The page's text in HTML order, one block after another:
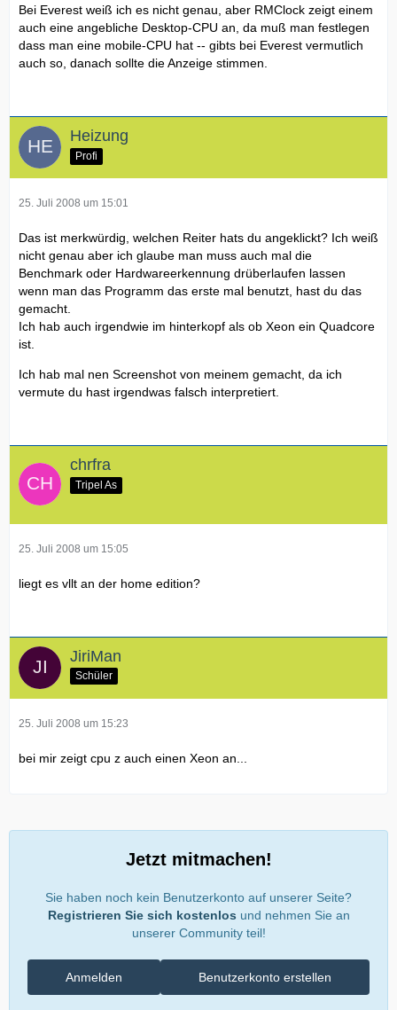
Bei Everest weiß ich es nicht genau, aber RMClock zeigt einem
auch eine angebliche Desktop-CPU an, da muß man festlegen
dass man eine mobile-CPU hat -- gibts bei Everest vermutlich
auch so, danach sollte die Anzeige stimmen.
Heizung
Profi
25. Juli 2008 um 15:01
Das ist merkwürdig, welchen Reiter hats du angeklickt? Ich weiß
nicht genau aber ich glaube man muss auch mal die
Benchmark oder Hardwareerkennung drüberlaufen lassen
wenn man das Programm das erste mal benutzt, hast du das
gemacht.
Ich hab auch irgendwie im hinterkopf als ob Xeon ein Quadcore
ist.
Ich hab mal nen Screenshot von meinem gemacht, da ich
vermute du hast irgendwas falsch interpretiert.
chrfra
Tripel As
25. Juli 2008 um 15:05
liegt es vllt an der home edition?
JiriMan
Schüler
25. Juli 2008 um 15:23
bei mir zeigt cpu z auch einen Xeon an...
Jetzt mitmachen!
Sie haben noch kein Benutzerkonto auf unserer Seite?
Registrieren Sie sich kostenlos und nehmen Sie an
unserer Community teil!
Benutzerkonto erstellen
Anmelden